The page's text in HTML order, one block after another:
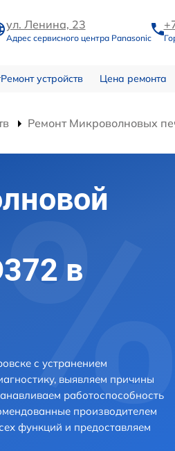
ул. Ленина, 23
Адрес сервисного центра Panasonic
Ремонт устройств Цена ремонта
Ремонт Микроволновых
в
с устранением
выявляем причины
работоспособность
производителем
функций и предоставляем